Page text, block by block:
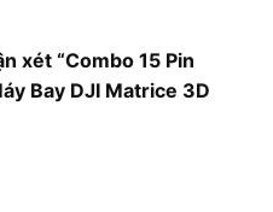
xét “Combo 15 Pin
Bay DJI Matrice 3D